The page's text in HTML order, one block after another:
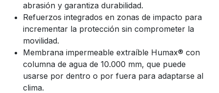
abrasión y garantiza durabilidad.
Refuerzos integrados en zonas de impacto para
incrementar la protección sin comprometer la
movilidad.
Membrana impermeable extraíble Humax® con
columna de agua de 10.000 mm, que puede
usarse por dentro o por fuera para adaptarse al
clima.